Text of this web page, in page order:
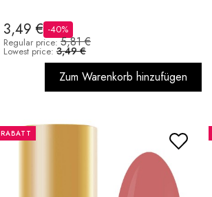
3,49 € -40%
Regular price: 5,81 €
Lowest price: 3,49 €
Zum Warenkorb hinzufügen
RABATT